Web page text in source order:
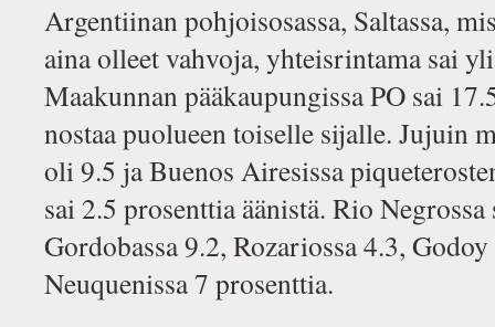
Argentiinan pohjoisosassa, Saltassa,
aina olleet vahvoja, yhteisrintama sai
Maakunnan pääkaupungissa PO sai
nostaa puolueen toiselle sijalle. Jujuin
oli 9.5 ja Buenos Airesissa
sai 2.5 prosenttia äänistä. Rio
Gordobassa 9.2, Rozariossa 4.3,
Neuquenissa 7 prosenttia.